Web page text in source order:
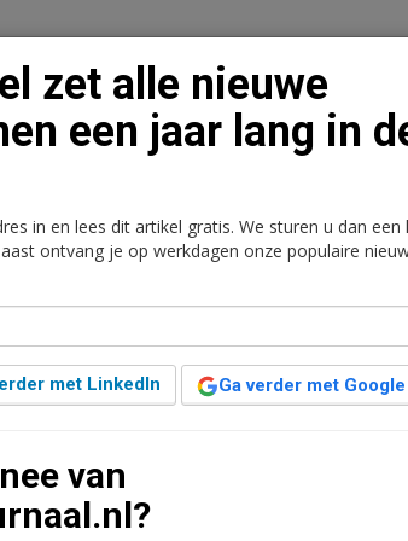
Retail Logistiek Juridisch | Fiscaal
een
zet alle nieuwe
een jaar lang in
in en lees dit artikel gratis. We sturen u dan een
ontvang je op werkdagen onze populaire
met LinkedIn Ga verder met Google
van